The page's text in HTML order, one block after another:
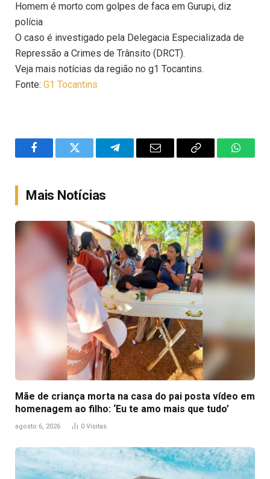
Homem é morto com golpes de faca em Gurupi, diz
polícia
O caso é investigado pela Delegacia Especializada de
Repressão a Crimes de Trânsito (DRCT).
Veja mais notícias da região no g1 Tocantins.
Fonte: G1 Tocantins
FacebookTwitter TelegramEmail
Copy
Mais Notícias
Mãe de criança morta na casa do pai posta vídeo em
homenagem ao filho: ‘Eu te amo mais que tudo’
agosto 6, 2026 0 Visitas